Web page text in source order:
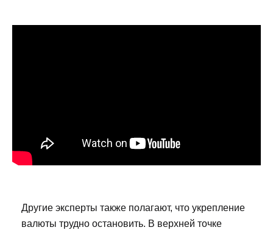
Другие эксперты также полагают, что укрепление
валюты трудно остановить. В верхней точке